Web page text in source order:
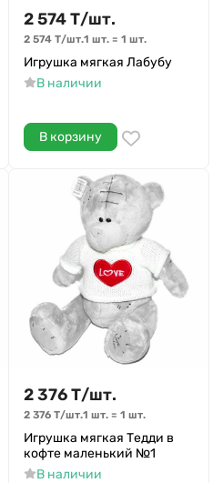
2 574Т/шт.
2 574 Т/шт.1 шт. = 1 шт.
Игрушка мягкая Лабубу
В наличии
В корзину
2 376Т/шт.
2 376 Т/шт.1 шт. = 1 шт.
Игрушка мягкая Тедди в
кофте маленький №1
В наличии